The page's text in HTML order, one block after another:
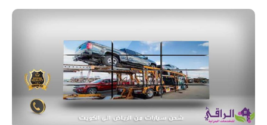
خدمات الصيانة خدمات العزل
خدمة شحن السيارات كشف تسربات المياه
مكافحة الحشرات